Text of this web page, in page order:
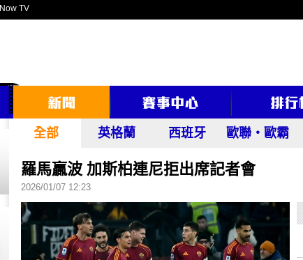
Now TV
全部 英格蘭 西班牙 歐聯‧歐霸
羅馬贏波 加斯柏連尼拒出席記者會
2026/01/07 12:23